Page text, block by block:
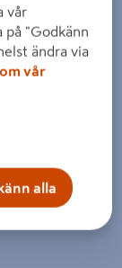
vår
på "Godkänn
ändra via
vår
alla